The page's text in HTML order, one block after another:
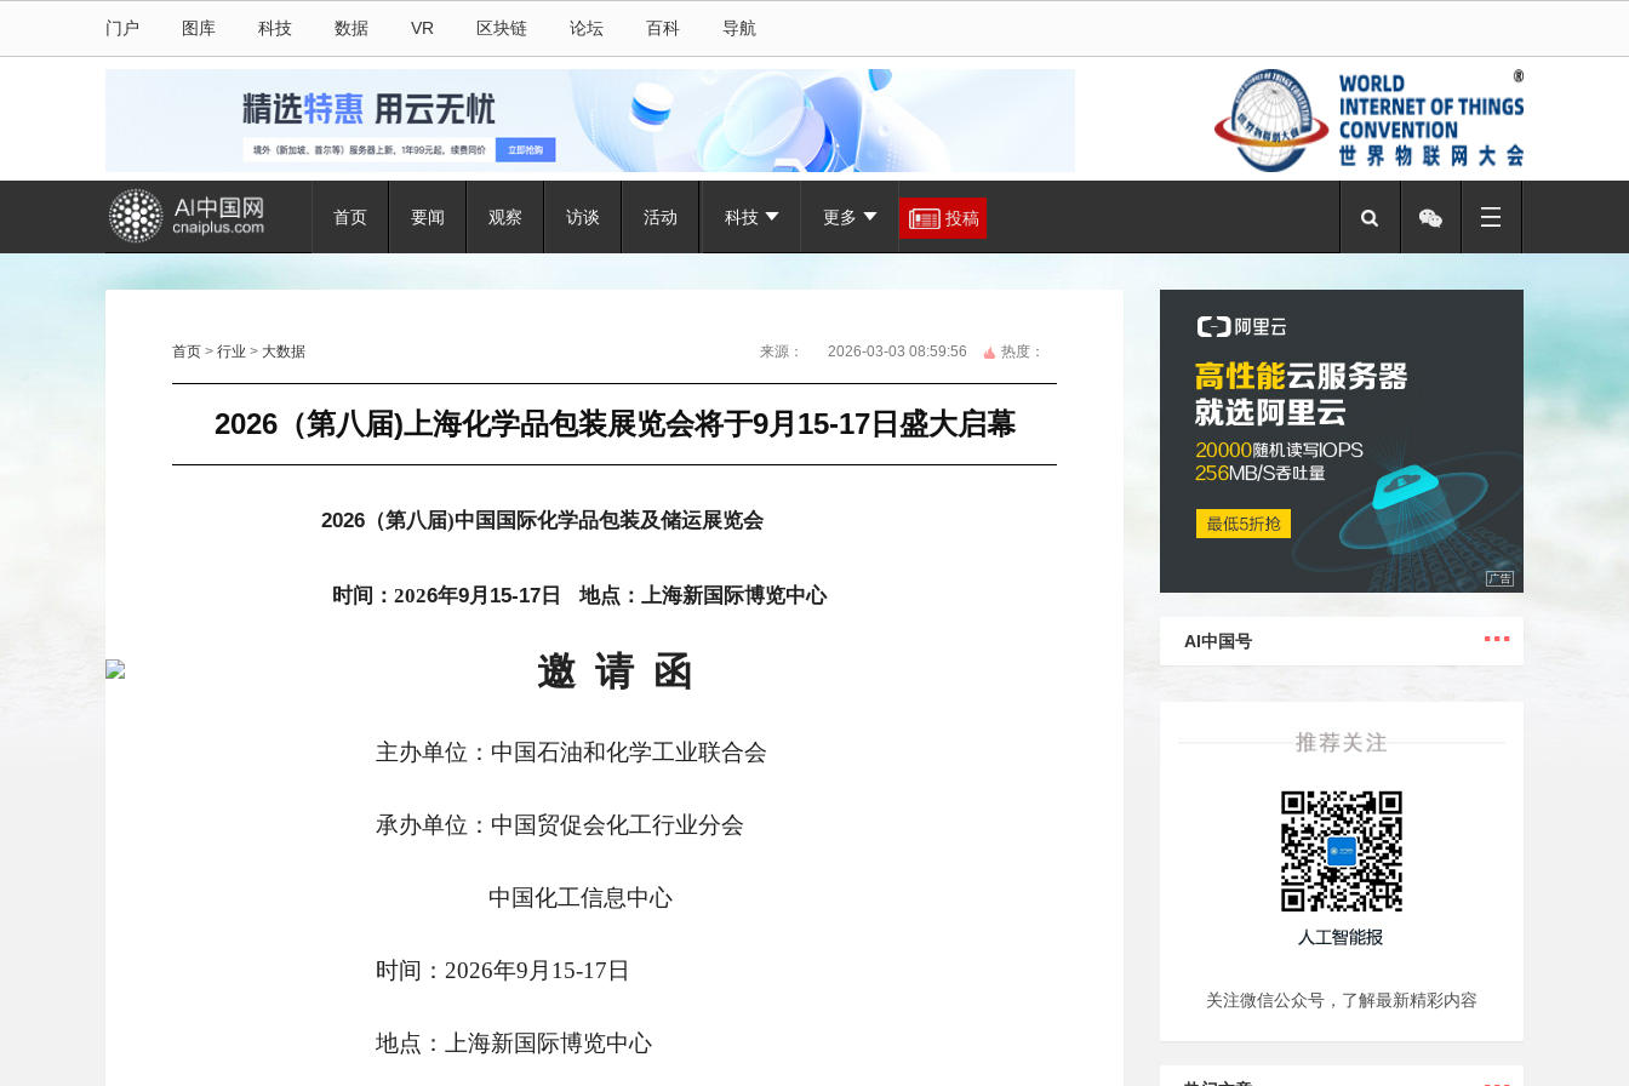
门户 图库 科技 数据 VR 区块链 论坛 百科 导航
首页 要闻 观察 访谈 活动 科技 更多 投稿
首页 > 行业 > 大数据 来源： 2026-03-03 08:59:56 热度：
2026（第八届)上海化学品包装展览会将于9月15-17日盛大启幕
2026 （第八届)中国国际化学品包装及储运展览会
时间： 2026年9月15-17日 地点：上海新国际博览中心
邀 请 函
主办单位：中国石油和化学工业联合会
承办单位：中国贸促会化工行业分会
中国化工信息中心
时间： 2026年9月 15-17 日
地点：上海新国际博览中心
AI中国号 ...
关注微信公众号，了解最新精彩内容
...